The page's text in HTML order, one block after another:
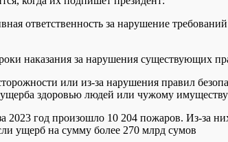
ответственность за нарушение
наказания за нарушения существующих
или из-за нарушения правил
здоровью людей или чужому имуществу
2023 год произошло 10 204 пожаров. Из-за
ущерб на сумму более 270 млрд сумов